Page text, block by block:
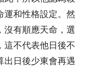
運和性格設定。然
沒有順應天命，選
這不代表他日後不
出日後少東會再遇